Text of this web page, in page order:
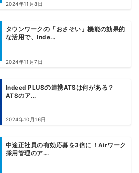
2024年11月8日
タウンワークの「おさそい」機能の効果的
な活用で、Inde...
2024年11月7日
Indeed PLUSの連携ATSは何がある？
ATSのア...
2024年10月16日
中途正社員の有効応募を3倍に！Airワーク
採用管理のア...